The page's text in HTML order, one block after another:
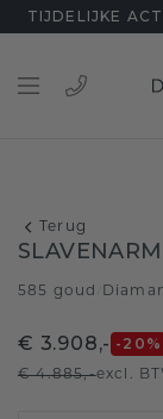
TIJDELIJKE
Terug
585 goud
€ 3.908,- -20 %
€ 4.885,-excl.